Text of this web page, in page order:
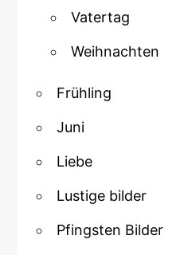
Vatertag
Weihnachten
Frühling
Juni
Liebe
Lustige bilder
Pfingsten Bilder